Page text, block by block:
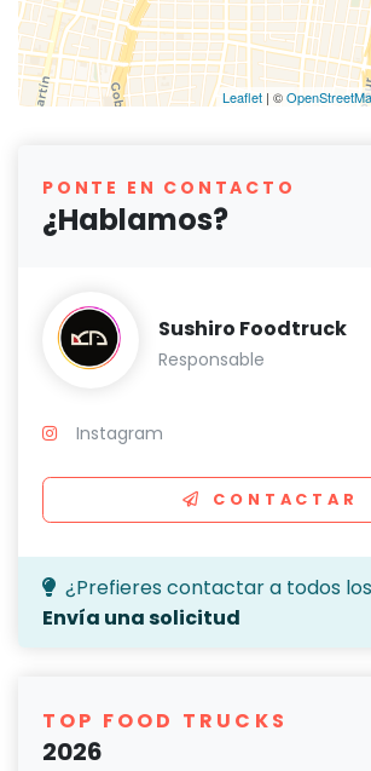
Leaflet | ©
PONTE EN CONTACTO
¿Hablamos?
Sushiro Foodtruck
Responsable
Instagram
CONTACTAR
¿Prefieres contactar a todos
Envía una solicitud
TOP FOOD TRUCKS
2026